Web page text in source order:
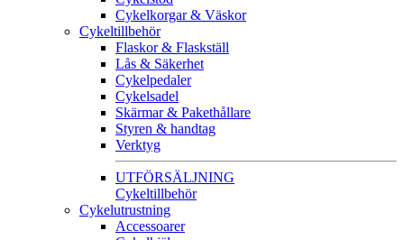
Cykelkorgar & Väskor
Cykeltillbehör
Flaskor & Flaskställ
Lås & Säkerhet
Cykelpedaler
Cykelsadel
Skärmar & Pakethållare
Styren & handtag
Verktyg
UTFÖRSÄLJNING
Cykeltillbehör
Cykelutrustning
Accessoarer